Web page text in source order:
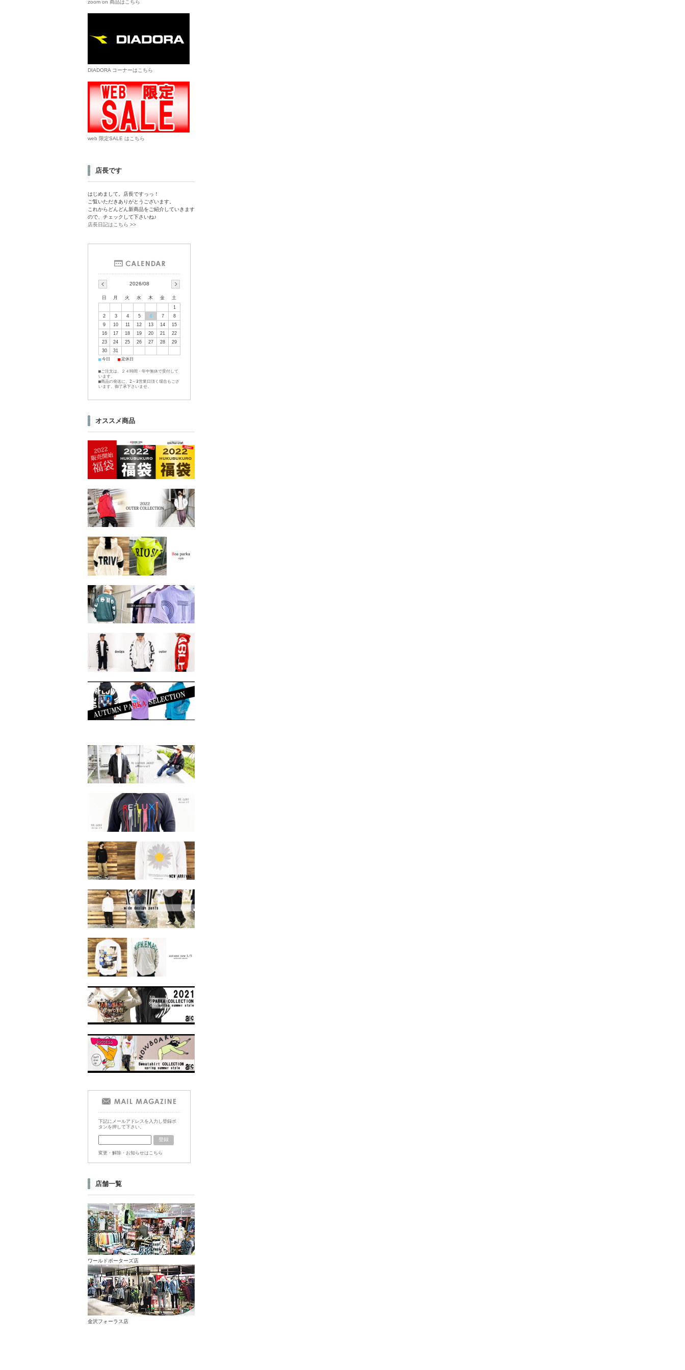
zoom on 商品はこちら
DIADORA コーナーはこちら
web 限定SALE はこちら
店長です
はじめまして。店長ですっっ！
ご覧いただきありがとうございます。
これからどんどん新商品をご紹介していきます
ので、チェックして下さいね♪
店長日記はこちら >>
2026/08
日 月 火 水 木 金
土
1
2
3 4 5 6 7
8
9
10 11 12 13 14
15
16
17 18 19 20 21
22
23
24 25 26 27 28
29
30
31
■ 今日 ■ 定休日
■ご注文は、２４時間・年中無休で受付して
います。
■商品の発送に、2～3営業日頂く場合もござ
います。御了承下さいませ。
オススメ商品
下記にメールアドレスを入力し登録ボ
タンを押して下さい。
変更・解除・お知らせはこちら
店舗一覧
ワールドポーターズ店
金沢フォーラス店